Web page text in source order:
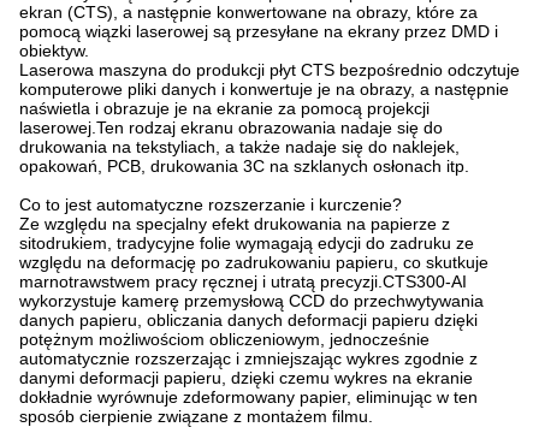
ekran (CTS), a następnie konwertowane na obrazy, które za
pomocą wiązki laserowej są przesyłane na ekrany przez DMD i
obiektyw.
Laserowa maszyna do produkcji płyt CTS bezpośrednio odczytuje
komputerowe pliki danych i konwertuje je na obrazy, a następnie
naświetla i obrazuje je na ekranie za pomocą projekcji
laserowej.Ten rodzaj ekranu obrazowania nadaje się do
drukowania na tekstyliach, a także nadaje się do naklejek,
opakowań, PCB, drukowania 3C na szklanych osłonach itp.
Co to jest automatyczne rozszerzanie i kurczenie?
Ze względu na specjalny efekt drukowania na papierze z
sitodrukiem, tradycyjne folie wymagają edycji do zadruku ze
względu na deformację po zadrukowaniu papieru, co skutkuje
marnotrawstwem pracy ręcznej i utratą precyzji.CTS300-AI
wykorzystuje kamerę przemysłową CCD do przechwytywania
danych papieru, obliczania danych deformacji papieru dzięki
potężnym możliwościom obliczeniowym, jednocześnie
automatycznie rozszerzając i zmniejszając wykres zgodnie z
danymi deformacji papieru, dzięki czemu wykres na ekranie
dokładnie wyrównuje zdeformowany papier, eliminując w ten
sposób cierpienie związane z montażem filmu.